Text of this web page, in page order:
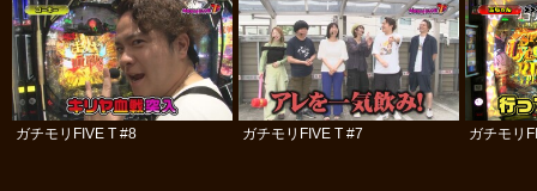
ガチモリFIVE T #8 ガチモリFIVE T #7 ガチモリ